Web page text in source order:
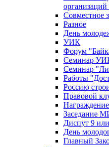
Совместное
Разное
День
УИК
Форум
Семинар
Семинар
Работы
Россию
Правовой
Заседание
Диспут 9 или
День
Главный